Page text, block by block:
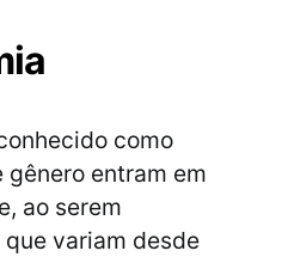
como
entram em
ao serem
variam desde